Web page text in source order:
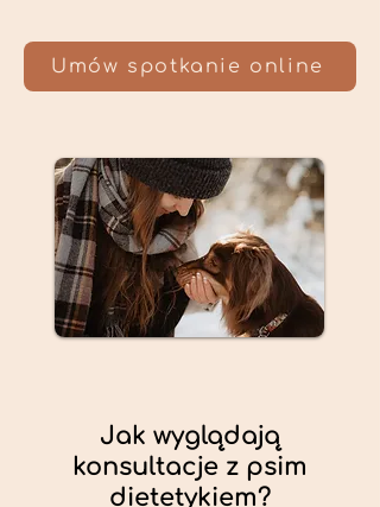
Umów spotkanie online
Jak wyglądają
konsultacje z psim
dietetykiem?